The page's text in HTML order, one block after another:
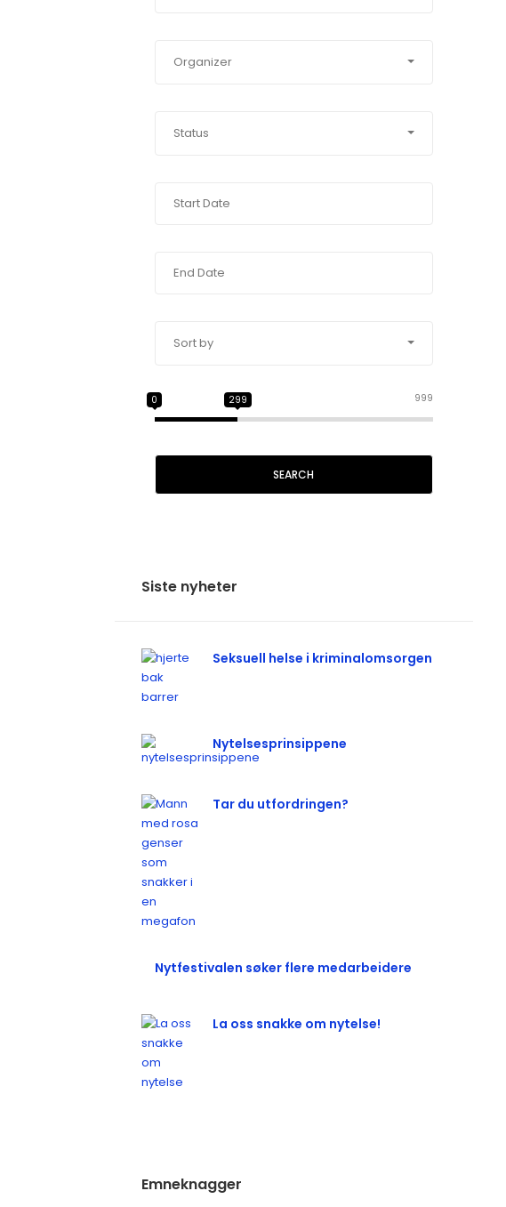
Organizer
Status
Sort by
999
0 299
SEARCH
Siste nyheter
Seksuell helse i kriminalomsorgen
Nytelsesprinsippene
Tar du utfordringen?
Nytfestivalen søker flere medarbeidere
La oss snakke om nytelse!
Emneknagger